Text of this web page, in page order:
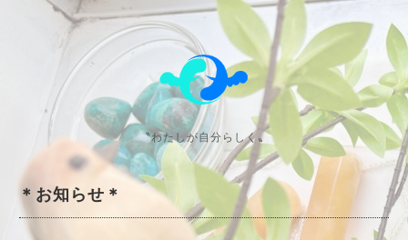
〝わたしが自分らしく〟
＊お知らせ＊